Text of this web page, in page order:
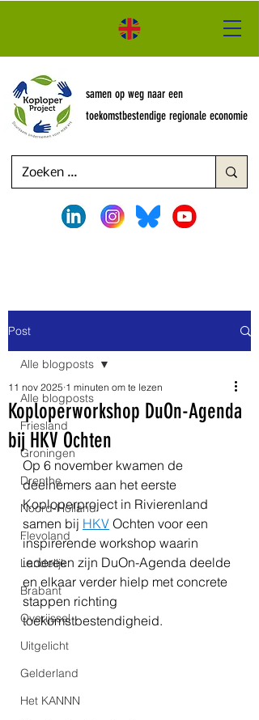
samen op weg naar een
toekomstbestendige regionale economie
Post
Alle blogposts
Friesland
Groningen
Drenthe
Noord-Holland
Flevoland
Landelijk
Brabant
Overijssel
Uitgelicht
Gelderland
Het KANNN
Alle blogposts
Koploperworkshop DuOn-Agenda
bij HKV Ochten
11 nov 2025 1 minuten om te lezen
Op 6 november kwamen de
deelnemers aan het eerste
Koploperproject in Rivierenland
samen bij HKV Ochten voor een
inspirerende workshop waarin
iedereen zijn DuOn-Agenda deelde
en elkaar verder hielp met concrete
stappen richting
toekomstbestendigheid.